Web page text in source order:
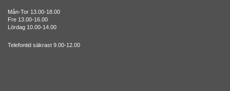
Mån-Tor 13.00-18.00
Fre 13.00-16.00
Lördag 10.00-14.00
Telefontid säkrast 9.00-12.00